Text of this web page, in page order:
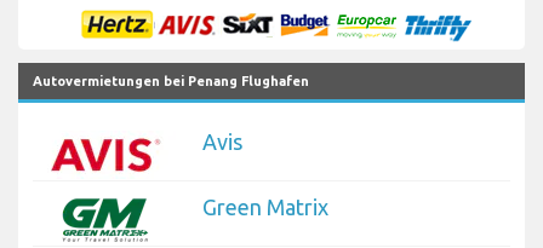
Autovermietungen bei Penang Flughafen
Avis
Green Matrix